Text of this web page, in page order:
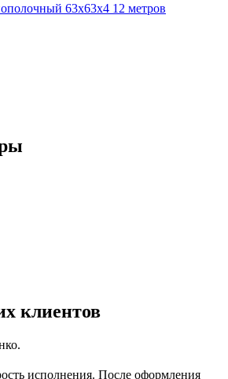
63х63х4 12 метров
клиентов
исполнения. После оформления